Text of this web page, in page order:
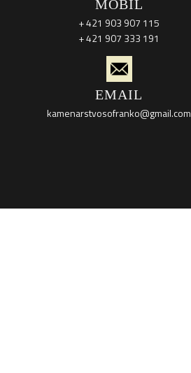
MOBIL
+ 421 903 907 115
+ 421 907 333 191
EMAIL
kamenarstvosofranko@gmail.com